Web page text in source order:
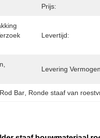
Prijs:
Levertijd:
Levering
Bar Ronde staaf van